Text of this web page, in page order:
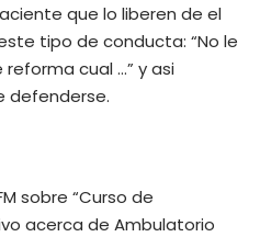
que lo liberen de el
tipo de conducta: “No le
cual …” y asi
defenderse.
sobre “Curso de
acerca de Ambulatorio